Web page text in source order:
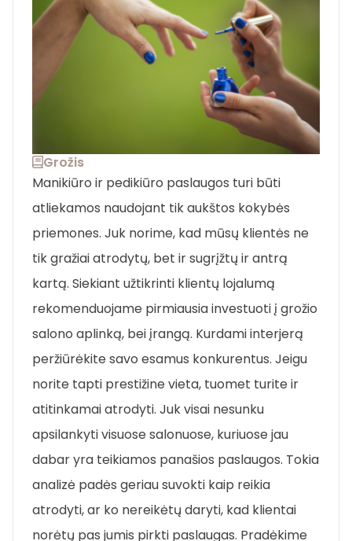
Grožis
Manikiūro ir pedikiūro paslaugos turi būti
atliekamos naudojant tik aukštos kokybės
priemones. Juk norime, kad mūsų klientės ne
tik gražiai atrodytų, bet ir sugrįžtų ir antrą
kartą. Siekiant užtikrinti klientų lojalumą
rekomenduojame pirmiausia investuoti į grožio
salono aplinką, bei įrangą. Kurdami interjerą
peržiūrėkite savo esamus konkurentus. Jeigu
norite tapti prestižine vieta, tuomet turite ir
atitinkamai atrodyti. Juk visai nesunku
apsilankyti visuose salonuose, kuriuose jau
dabar yra teikiamos panašios paslaugos. Tokia
analizė padės geriau suvokti kaip reikia
atrodyti, ar ko nereikėtų daryti, kad klientai
norėtų pas jumis pirkti paslaugas. Pradėkime